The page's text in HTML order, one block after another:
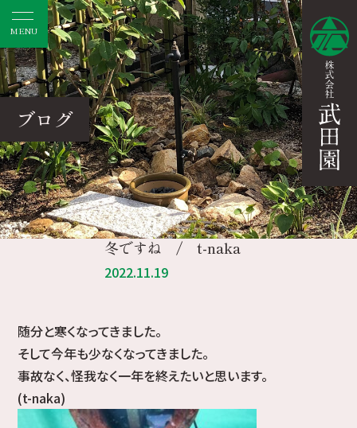
MENU
ブログ
冬ですね / t-naka
2022.11.19
随分と寒くなってきました。
そして今年も少なくなってきました。
事故なく、怪我なく一年を終えたいと思います。
(t-naka)